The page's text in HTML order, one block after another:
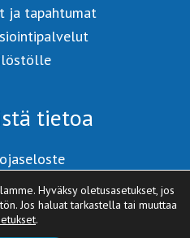
ja tapahtumat
tietoa
Hyväksy oletusasetukset, jos
Jos haluat tarkastella tai muuttaa
.